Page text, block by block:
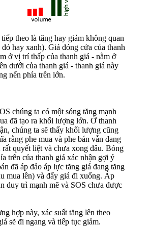
theo là tăng hay giảm không quan
hay xanh). Giá đóng cửa của thanh
ở vị trí thấp của thanh giá - nằm ở
dưới của thanh giá - thanh giá này
nến phía trên lớn.
chúng ta có một sóng tăng mạnh
đã tạo ra khối lượng lớn. Ở thanh
chúng ta sẽ thấy khối lượng cũng
rằng phe mua và phe bán vẫn đang
rất quyết liệt và chưa xong đâu. Bóng
trên của thanh giá xác nhận gợi ý
đã áp đảo áp lực tăng giá đang tăng
mua lên) và đẩy giá đi xuống. Áp
duy trì mạnh mẽ và SOS chưa được
hợp này, xác suất tăng lên theo
sẽ đi ngang và tiếp tục giảm.